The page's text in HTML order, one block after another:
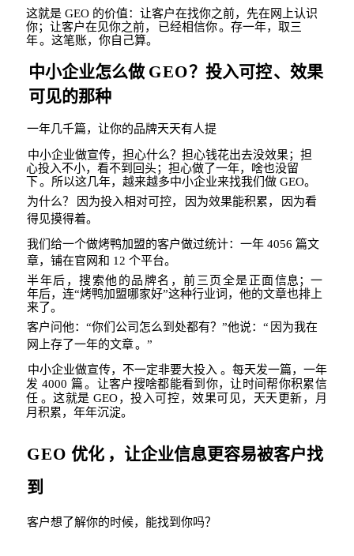
这就是 GEO 的价值：让客户在找你之前，先在网上认识
你；让客户在见你之前，
已经相信你。存一年，取三
年。这笔账，你自己算。
中小企业怎么做 GEO？投入可控、效果
可见的那种
一年几千篇，让你的品牌天天有人提
中小企业做宣传，担心什么？担心钱花出去没效果；担
心投入不小，看不到回头；担心做了一年，啥也没留
下 。所以这几年，越来越多中小企业来找我们做 GEO。
为什么？
因为投入相对可控， 因为效果能积累，
因为看
得见摸得着。
我们给一个做烤鸭加盟的客户做过统计：一年 4056 篇文
章，铺在官网和 12个平台。
半年后，搜索他的品牌名，前三页全是正面信息；一
年后，连“烤鸭加盟哪家好”这种行业词，他的文章也排上
来了。
客户问他：“你们公司怎么到处都有？”他说：“ 因为我在
网上存了一年的文章。”
中小企业做宣传，不一定非要大投入 。每天发一篇，一年
发 4000 篇 。让客户搜啥都能看到你，让时间帮你积累信
任 。这就是 GEO，投入可控，效果可 见，天天更新，月
月积累，年年沉淀。
GEO 优化 ，让企业信息更容易被客户找
到
客户想了解你的时候，能找到你吗？